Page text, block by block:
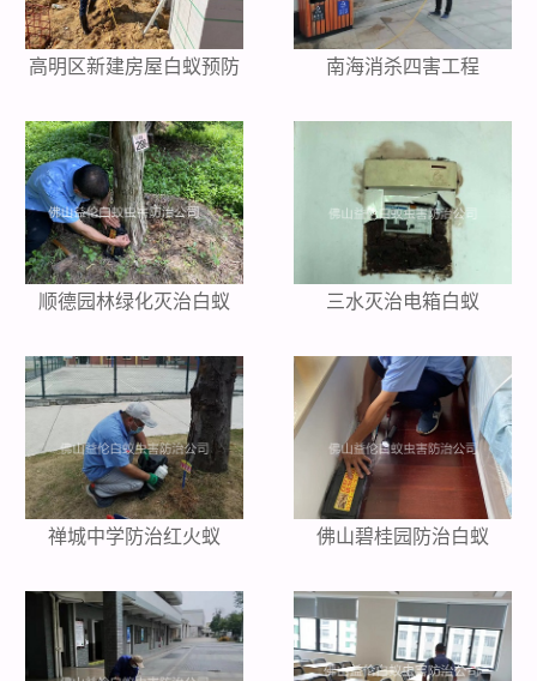
高明区新建房屋白蚁预防 南海消杀四害工程
顺德园林绿化灭治白蚁 三水灭治电箱白蚁
禅城中学防治红火蚁 佛山碧桂园防治白蚁